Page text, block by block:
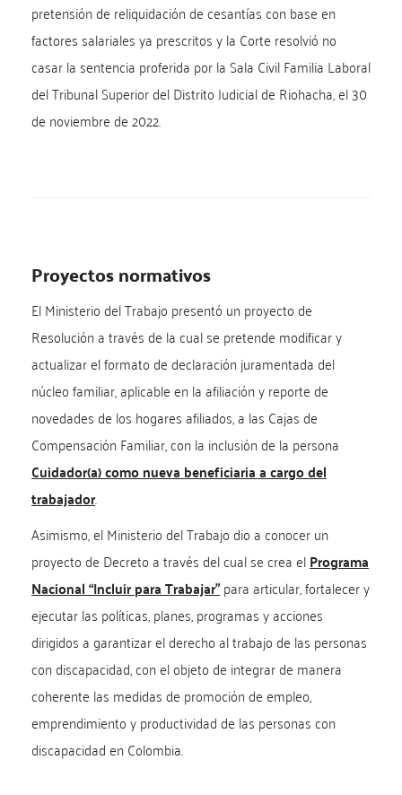
pretensión de reliquidación de cesantías con base en
factores salariales ya prescritos y la Corte resolvió no
casar la sentencia proferida por la Sala Civil Familia Laboral
del Tribunal Superior del Distrito Judicial de Riohacha, el 30
de noviembre de 2022.
Proyectos normativos
El Ministerio del Trabajo presentó un proyecto de
Resolución a través de la cual se pretende modificar y
actualizar el formato de declaración juramentada del
núcleo familiar, aplicable en la afiliación y reporte de
novedades de los hogares afiliados, a las Cajas de
Compensación Familiar, con la inclusión de la persona
Cuidador(a) como nueva beneficiaria a cargo del
trabajador.
Asimismo, el Ministerio del Trabajo dio a conocer un
proyecto de Decreto a través del cual se crea elPrograma
Nacional “Incluir para Trabajar”para articular, fortalecer y
ejecutar las políticas, planes, programas y acciones
dirigidos a garantizar el derecho al trabajo de las personas
con discapacidad, con el objeto de integrar de manera
coherente las medidas de promoción de empleo,
emprendimiento y productividad de las personas con
discapacidad en Colombia.